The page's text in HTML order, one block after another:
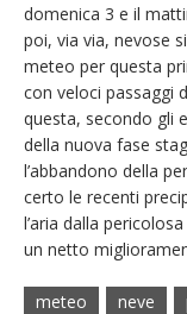
domenica 3 e il
poi, via via, nevose
meteo per questa
con veloci passaggi
questa, secondo gli
della nuova fase
l’abbandono della
certo le recenti
l’aria dalla
un netto
meteo neve